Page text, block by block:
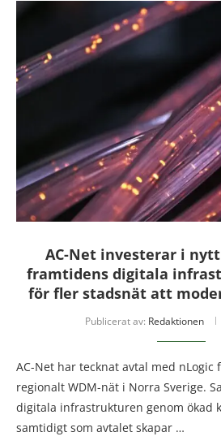
AC-Net investerar i
framtidens digitala
för fler stadsnät att
Publicerat av: Redaktionen
AC-Net har tecknat avtal med
regionalt WDM-nät i Norra Sverige.
digitala infrastrukturen genom ökad
samtidigt som avtalet skapar …